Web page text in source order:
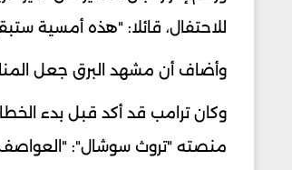
للاحتفال، قائلا: "هذه أمسية
وأضاف أن مشهد البرق جعل
وكان ترامب قد أكد قبل بدء
منصته "تروث سوشال": "العواصف